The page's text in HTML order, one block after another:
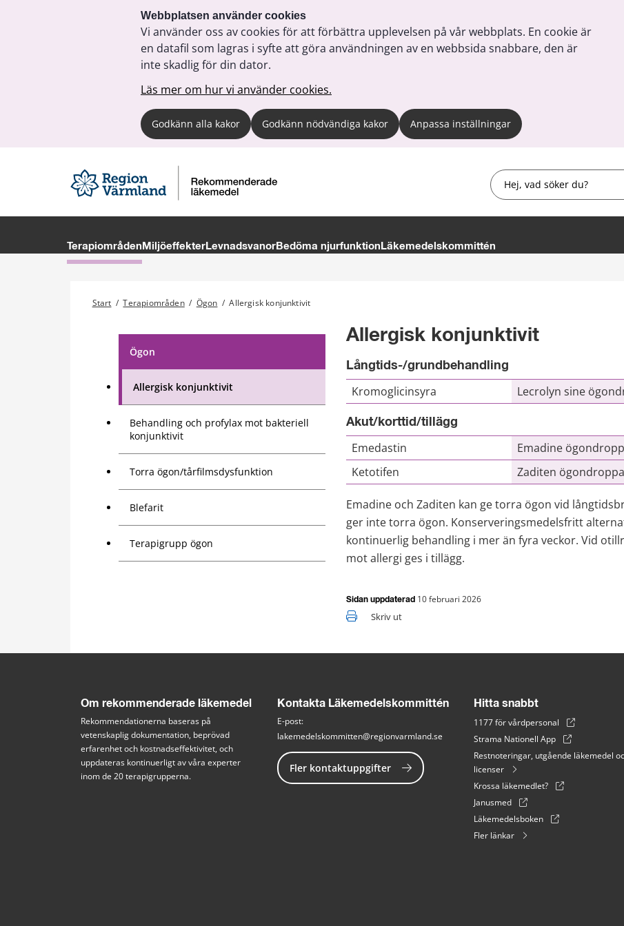
Webbplatsen använder cookies
Vi använder oss av cookies för att förbättra upplevelsen på vår webbplats. En cookie är
en datafil som lagras i syfte att göra användningen av en webbsida snabbare, den är
inte skadlig för din dator.
Läs mer om hur vi använder cookies.
Godkänn alla kakor Godkänn nödvändiga kakor Anpassa inställningar
Sök
Terapiområden MiljöeffekterLevnadsvanorBedöma njurfunktion Läkemedelskommittén
Start / Terapiområden / Ögon / Allergisk konjunktivit
Ögon
Allergisk konjunktivit
Behandling och profylax mot bakteriell
konjunktivit
Torra ögon/tårfilmsdysfunktion
Blefarit
Terapigrupp ögon
Allergisk konjunktivit
Långtids-/grundbehandling
Kromoglicinsyra Lecrolyn sine
Akut/korttid/tillägg
Emedastin
Emadine
Ketotifen
Zaditen
Emadine och Zaditen kan ge torra ögon vid
ger inte torra ögon. Konserveringsmedelsfritt
kontinuerlig behandling i mer än fyra veckor. Vid
mot allergi ges i tillägg.
Sidan uppdaterad 10 februari 2026
Skriv ut
Om rekommenderade läkemedel
Rekommendationerna baseras på
vetenskaplig dokumentation, beprövad
erfarenhet och kostnadseffektivitet, och
uppdateras kontinuerligt av våra experter
inom de 20 terapigrupperna.
Kontakta Läkemedelskommittén
E-post:
lakemedelskommitten@regionvarmland.se
Fler kontaktuppgifter
Hitta snabbt
1177 för vårdpersonal
Strama Nationell App
Restnoteringar, utgående läkemedel
licenser
Krossa läkemedlet?
Janusmed
Läkemedelsboken
Fler länkar